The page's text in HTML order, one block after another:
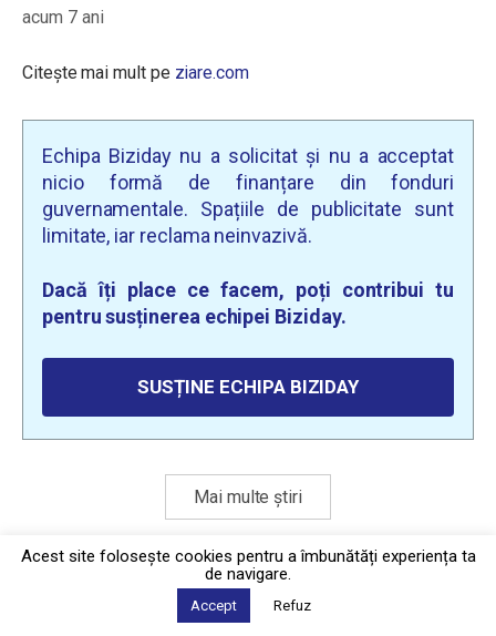
acum 7 ani
Citește mai mult pe ziare.com
Echipa Biziday nu a solicitat și nu a acceptat
nicio formă de finanțare din fonduri
guvernamentale. Spațiile de publicitate sunt
limitate, iar reclama neinvazivă.
Dacă îți place ce facem, poți contribui tu
pentru susținerea echipei Biziday.
SUSȚINE ECHIPA BIZIDAY
Mai multe știri
Politica de confidențialitate
2026 © Biziday
Acest site foloseşte cookies pentru a îmbunătăți experiența ta
de navigare.
Accept Refuz